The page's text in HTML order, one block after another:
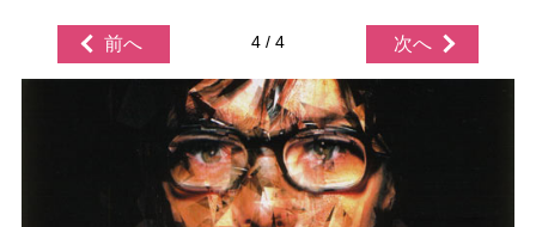
前へ 4 / 4 次へ